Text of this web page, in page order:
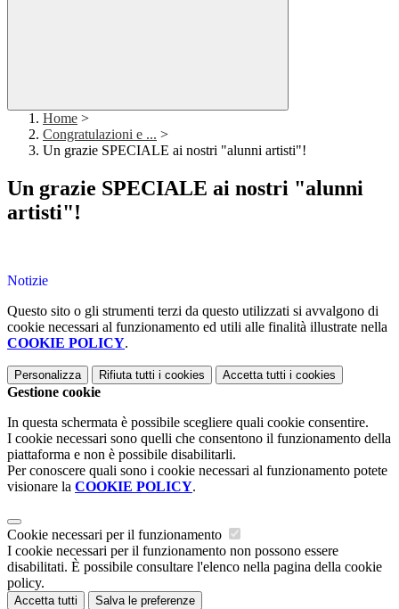
Home >
Congratulazioni e ... >
Un grazie SPECIALE ai nostri "alunni artisti"!
Un grazie SPECIALE ai nostri "alunni
artisti"!
Notizie
Questo sito o gli strumenti terzi da questo utilizzati si avvalgono di
cookie necessari al funzionamento ed utili alle finalità illustrate nella
COOKIE POLICY.
Personalizza Rifiuta tutti i cookies Accetta tutti i cookies
Gestione cookie
In questa schermata è possibile scegliere quali cookie consentire.
I cookie necessari sono quelli che consentono il funzionamento della
piattaforma e non è possibile disabilitarli.
Per conoscere quali sono i cookie necessari al funzionamento potete
visionare la COOKIE POLICY.
Cookie necessari per il funzionamento
I cookie necessari per il funzionamento non possono essere
disabilitati. È possibile consultare l'elenco nella pagina della cookie
policy.
Accetta tutti Salva le preferenze